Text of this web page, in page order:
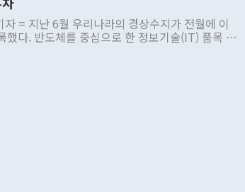
실적 구상'이라는 비판을 내놨다. 그동안 정 장
이 물의를 빚은 적은 여러 번 있지만 대통령과 유
부정적 입장을 표명한 것은 이례적이다. 정 장
월권을 제어해야 한다는 목소리도 높아지고 있
시점에서 흘러간 선(先)비핵화만 되뇌는 것은
= 지난 6월 우리나라의 경상수지가 전월에 이
했다. 반도체를 중심으로 한 정보기술(IT) 품목 수
억달러를 넘어섰다. 상품수입은 644억8000만
주변기기(SSD)는 282.7% 증가했다. IT 품목